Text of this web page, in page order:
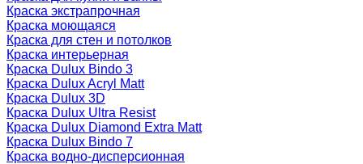
Краска экстрапрочная
Краска моющаяся
Краска для стен и потолков
Краска интерьерная
Краска Dulux Bindo 3
Краска Dulux Acryl Matt
Краска Dulux 3D
Краска Dulux Ultra Resist
Краска Dulux Diamond Extra Matt
Краска Dulux Bindo 7
Краска водно-дисперсионная